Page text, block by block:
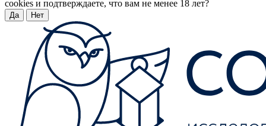
cookies и подтверждаете, что вам не менее 18 лет?
Да Нет